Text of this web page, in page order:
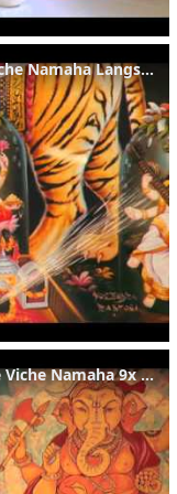
Om Aim Hrim Klim Chamundaye Vicche Namaha Langsame Japa-Mantra Rezitation
608 Om Aim Hrim Klim Chamundaye Viche Namaha 9x schnell